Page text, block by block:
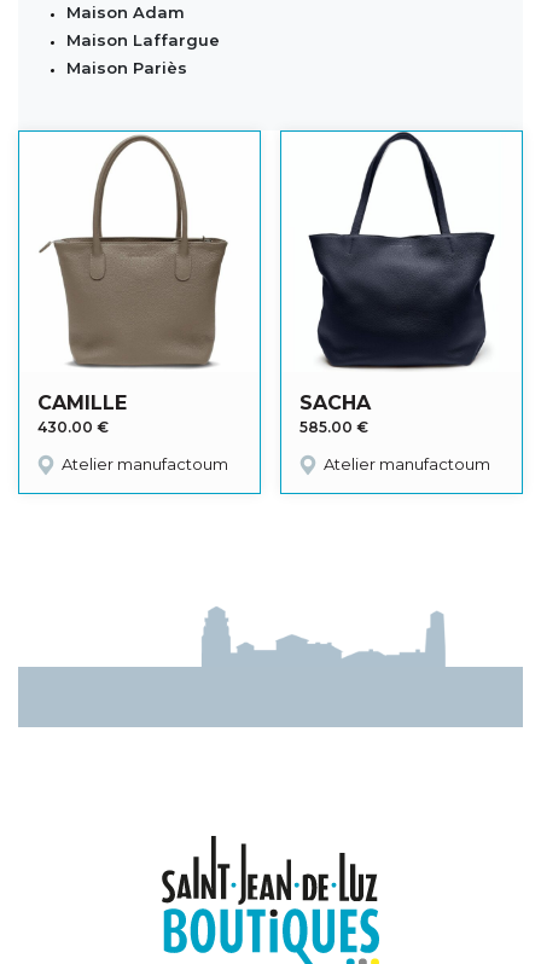
Maison Adam
Maison Laffargue
Maison Pariès
CAMILLE
430.00 €
Atelier manufactoum
SACHA
585.00€
Atelier manufactoum